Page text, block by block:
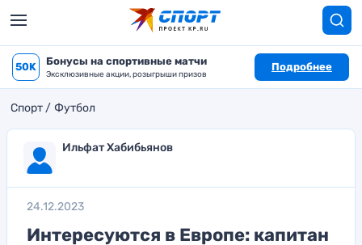
50K Бонусы на спортивные матчи
Эксклюзивные акции, розыгрыши призов
Подробнее
Спорт Футбол
Ильфат Хабибьянов
24.12.2023
Интересуются в Европе: капитан